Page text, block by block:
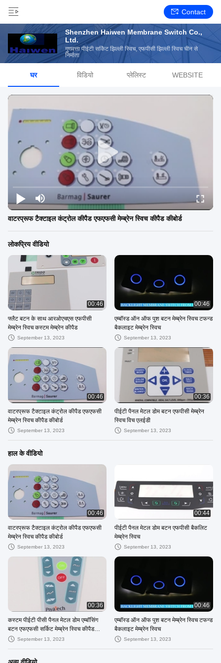
Contact
Shenzhen Haiwen Membrane Switch Co.,
Ltd.
गुणवत्ता पीईटी सर्किट झिल्ली स्विच, एफपीसी झिल्ली स्विच चीन से
निर्माता
घर विडियो प्लेलिस्ट WEBSITE
वाटरप्रूफ टैक्टाइल कंट्रोल कीपैड एफएफसी मेम्ब्रेन स्विच कीपैड कीबोर्ड
लोकप्रिय वीडियो
00:46
फ्लैट बटन के साथ आरओएचएस एफपीसी
मेम्ब्रेन स्विच कस्टम मेम्ब्रेन कीपैड
September 13, 2023
00:46
एम्बॉस्ड ऑन ऑफ पुश बटन मेम्ब्रेन स्विच टफन्ड
बैकलाइट मेम्ब्रेन स्विच
September 13, 2023
00:46
वाटरप्रूफ टैक्टाइल कंट्रोल कीपैड एफएफसी
मेम्ब्रेन स्विच कीपैड कीबोर्ड
September 13, 2023
00:36
पीईटी पैनल मेटल डोम बटन एफपीसी मेम्ब्रेन
स्विच विच एलईडी
September 13, 2023
हाल के वीडियो
00:46
वाटरप्रूफ टैक्टाइल कंट्रोल कीपैड एफएफसी
मेम्ब्रेन स्विच कीपैड कीबोर्ड
September 13, 2023
00:44
पीईटी पैनल मेटल डोम बटन एफपीसी बैकलिट
मेम्ब्रेन स्विच
September 13, 2023
00:36
कस्टम पीईटी पीसी पैनल मेटल डोम एम्बॉसिंग
बटन एफएफसी सर्किट मेम्ब्रेन स्विच कीपैड
कीबोर्डSeptember 13, 2023
00:46
एम्बॉस्ड ऑन ऑफ पुश बटन मेम्ब्रेन स्विच टफन्ड
बैकलाइट मेम्ब्रेन स्विच
September 13, 2023